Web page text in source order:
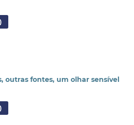
outras fontes, um olhar sensível